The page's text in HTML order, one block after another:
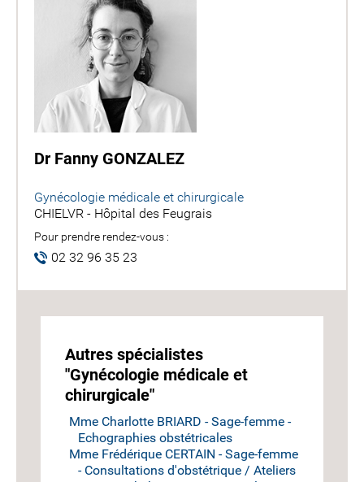
Dr Fanny GONZALEZ
Gynécologie médicale et chirurgicale
CHIELVR - Hôpital des Feugrais
Pour prendre rendez-vous :
02 32 96 35 23
Autres spécialistes
"Gynécologie médicale et
chirurgicale"
Mme Charlotte BRIARD - Sage-femme -
Echographies obstétricales
Mme Frédérique CERTAIN - Sage-femme
- Consultations d'obstétrique / Ateliers